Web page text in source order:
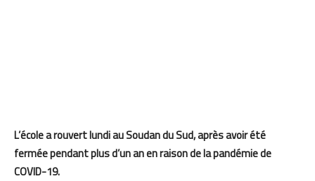
L’école a rouvert lundi au Soudan du Sud,après avoir été
fermée pendant plus d’un an en raison de la pandémie de
COVID-19.